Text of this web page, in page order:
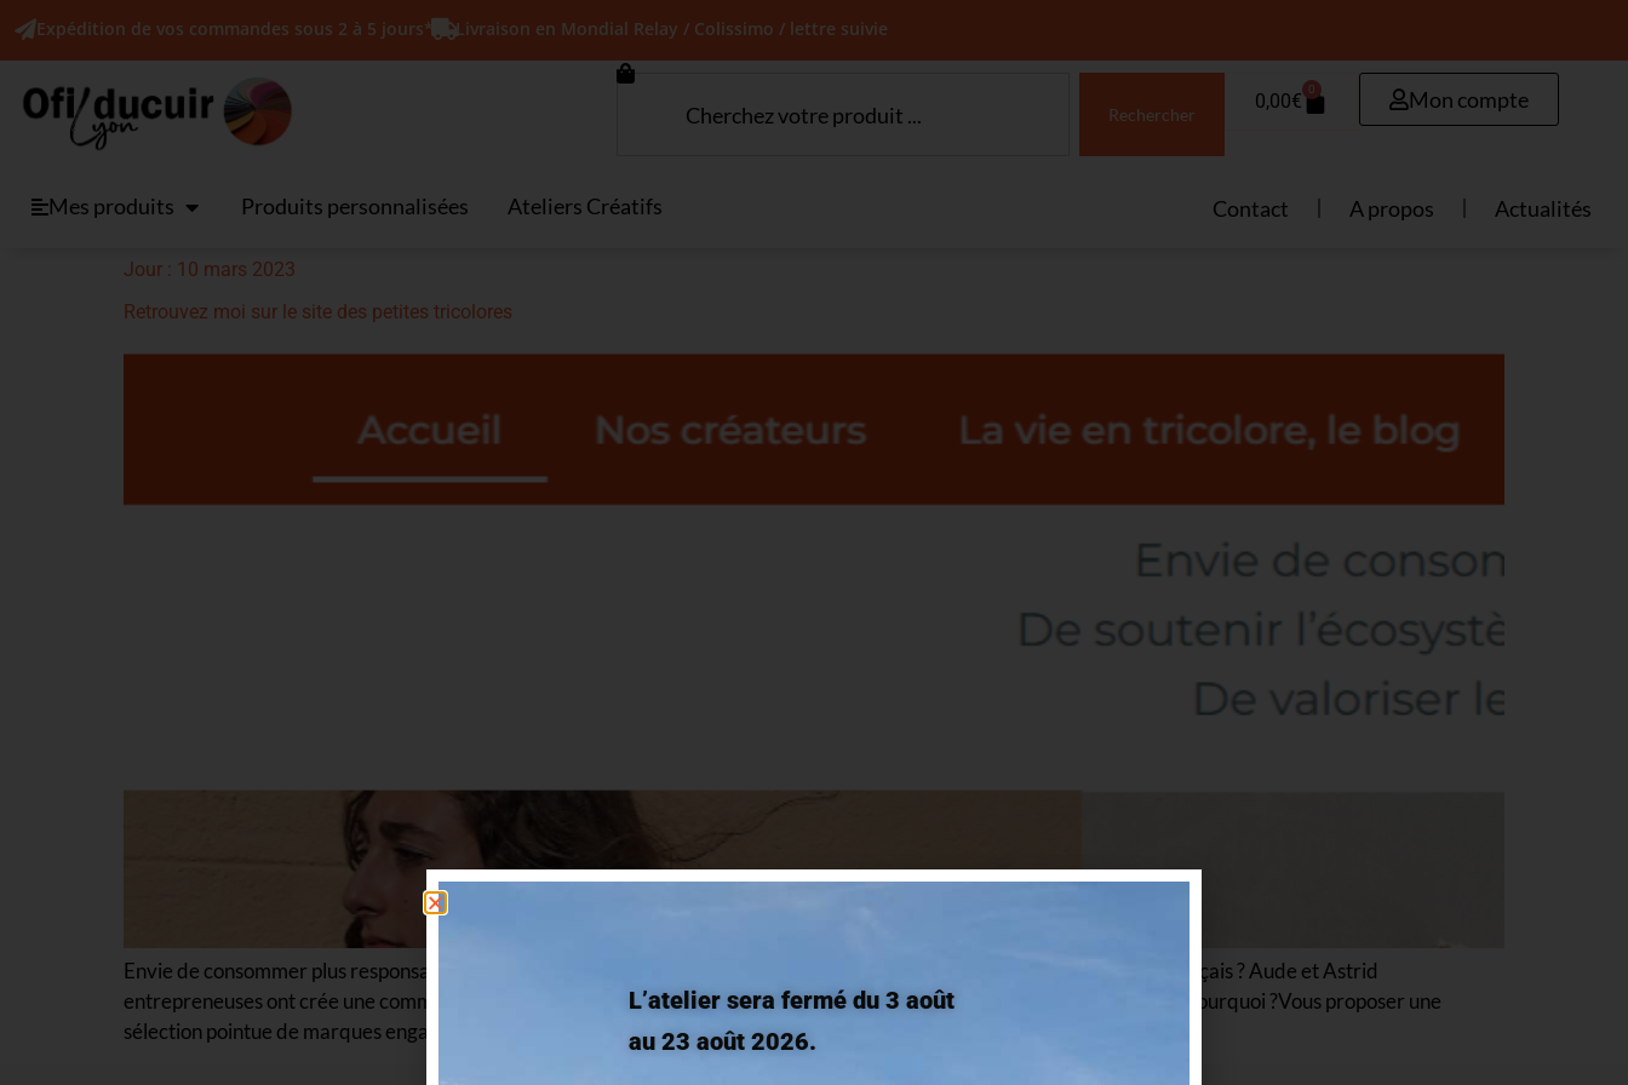
Expédition de vos commandes sous 2 à 5 jours* Livraison en Mondial Relay / Colissimo / lettre suivie
Rechercher
0,00€
0 Mon compte
Mes produits Produits personnalisées Ateliers Créatifs Contact A propos Actualités
Jour : 10 mars 2023
Retrouvez moi sur le site des petites tricolores
Envie de consommer plus responsable ? De soutenir l’écosystème des marques françaises ? De valoriser le savoir-faire français ? Aude et Astrid
entrepreneuses ont crée une communauté de jeunes entreprises françaises respectant une production éthique en France.Pourquoi ?Vous proposer une
sélection pointue de marques engagées. Les entrepreneurs du réseau Les Petites Tricolores se sont lancés le […]
L’atelier sera fermé du 3 août
au 23 août 2026.